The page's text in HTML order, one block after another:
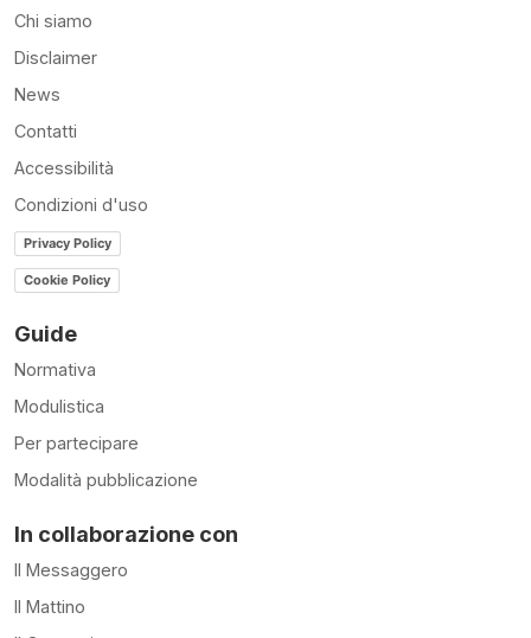
Chi siamo
Disclaimer
News
Contatti
Accessibilità
Condizioni d'uso
Privacy Policy
Cookie Policy
Guide
Normativa
Modulistica
Per partecipare
Modalità pubblicazione
In collaborazione con
Il Messaggero
Il Mattino